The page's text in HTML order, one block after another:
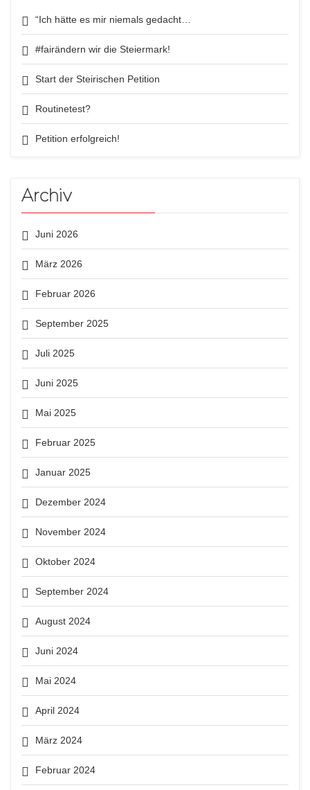
“Ich hätte es mir niemals gedacht…
#fairändern wir die Steiermark!
Start der Steirischen Petition
Routinetest?
Petition erfolgreich!
Archiv
Juni 2026
März 2026
Februar 2026
September 2025
Juli 2025
Juni 2025
Mai 2025
Februar 2025
Januar 2025
Dezember 2024
November 2024
Oktober 2024
September 2024
August 2024
Juni 2024
Mai 2024
April 2024
März 2024
Februar 2024